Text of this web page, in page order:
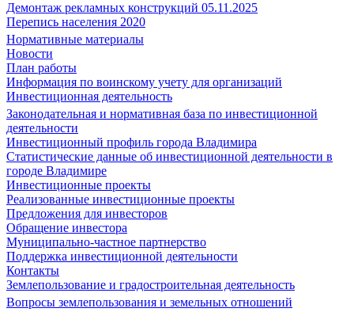
Демонтаж рекламных конструкций 05.11.2025
Перепись населения 2020
Нормативные материалы
Новости
План работы
Информация по воинскому учету для организаций
Инвестиционная деятельность
Законодательная и нормативная база по инвестиционной
деятельности
Инвестиционный профиль города Владимира
Статистические данные об инвестиционной деятельности в
городе Владимире
Инвестиционные проекты
Реализованные инвестиционные проекты
Предложения для инвесторов
Обращение инвестора
Муниципально-частное партнерство
Поддержка инвестиционной деятельности
Контакты
Землепользование и градостроительная деятельность
Вопросы землепользования и земельных отношений